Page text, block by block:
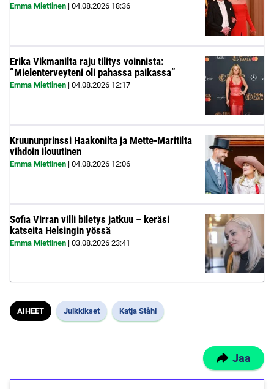
Emma Miettinen | 04.08.2026 18:36
Erika Vikmanilta raju tilitys voinnista:
”Mielenterveyteni oli pahassa paikassa”
Emma Miettinen | 04.08.2026 12:17
Kruununprinssi Haakonilta ja Mette-Maritilta
vihdoin ilouutinen
Emma Miettinen | 04.08.2026 12:06
Sofia Virran villi biletys jatkuu – keräsi
katseita Helsingin yössä
Emma Miettinen | 03.08.2026 23:41
AIHEET Julkkikset Katja Ståhl
Jaa